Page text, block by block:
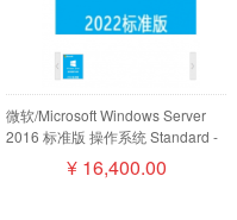
微软/Microsoft Windows Server
2016 标准版 操作系统 Standard -
16 Core License Pack
¥16,400.00